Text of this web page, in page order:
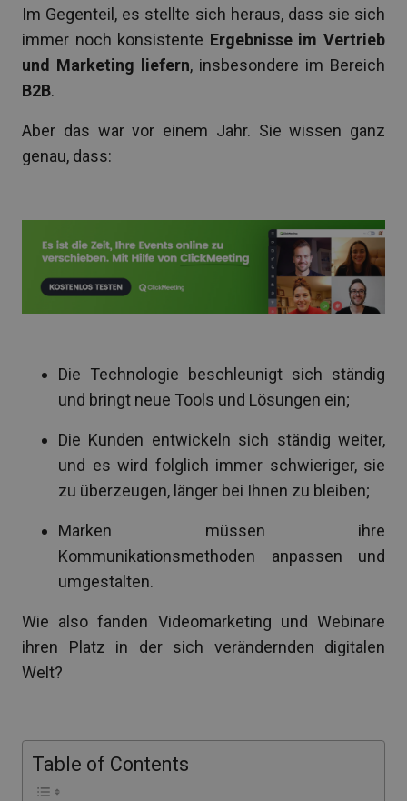
Im Gegenteil, es stellte sich heraus, dass sie sich
immer noch konsistente Ergebnisse im Vertrieb
und Marketing liefern, insbesondere im Bereich
B2B.
Aber das war vor einem Jahr. Sie wissen ganz
genau, dass:
Die Technologie beschleunigt sich ständig
und bringt neue Tools und Lösungen ein;
Die Kunden entwickeln sich ständig weiter,
und es wird folglich immer schwieriger, sie
zu überzeugen, länger bei Ihnen zu bleiben;
Marken müssen ihre
Kommunikationsmethoden anpassen und
umgestalten.
Wie also fanden Videomarketing und Webinare
ihren Platz in der sich verändernden digitalen
Welt?
Table of Contents